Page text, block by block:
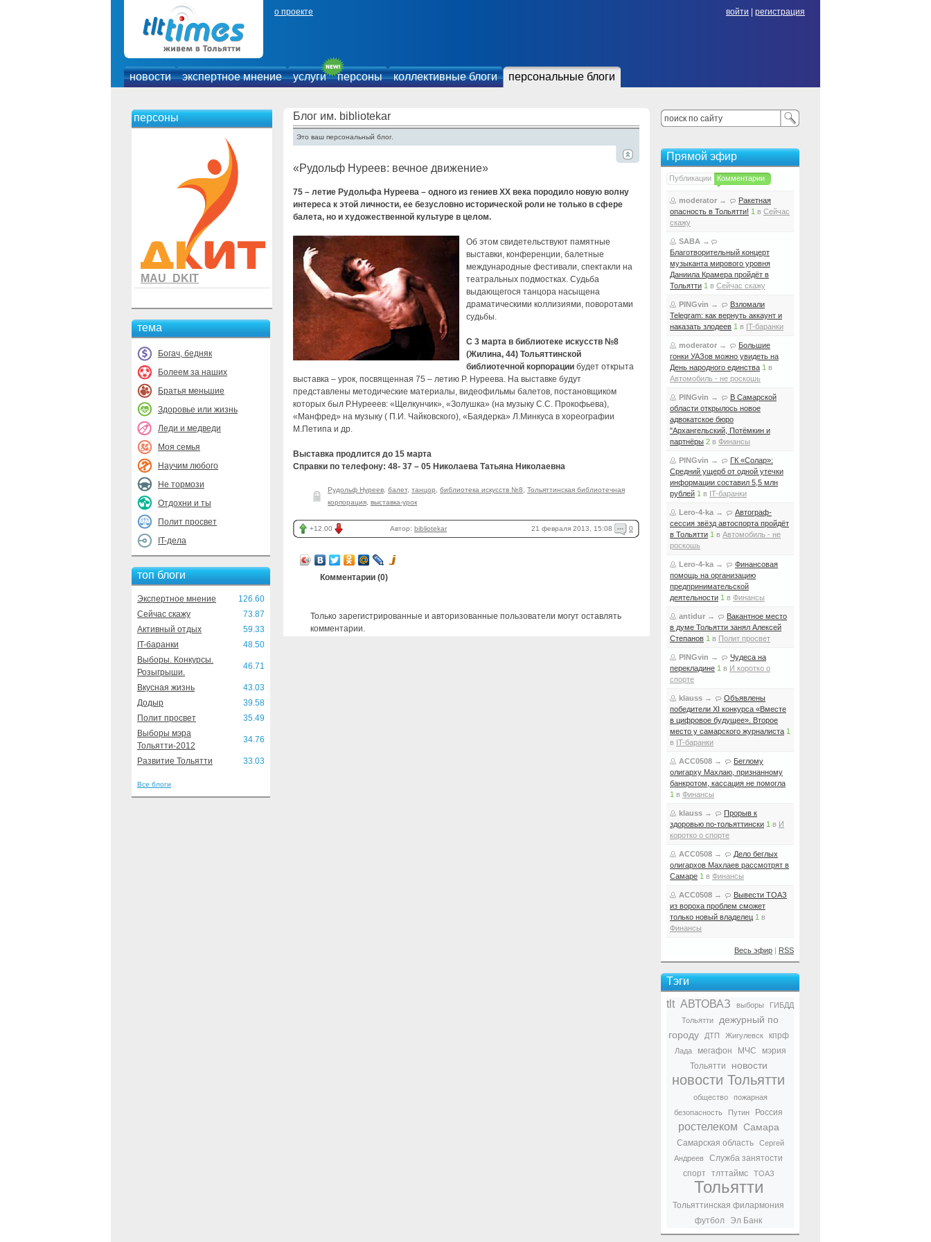
о проекте войти регистрация
новости экспертное мнение услуги персоны коллективные блоги персональные блоги
персоны
MAU_DKIT
тема
Богач, бедняк
Болеем за наших
Братья меньшие
Здоровье или жизнь
Леди и медведи
Моя семья
Научим любого
Не тормози
Отдохни и ты
Полит просвет
IT-дела
топ блоги
Экспертное мнение
126.60
Сейчас скажу
73.87
Активный отдых
59.33
IT-баранки
48.50
Выборы. Конкурсы.
Розыгрыши.
46.71
Вкусная жизнь
43.03
Додыр
39.58
Полит просвет
35.49
Выборы мэра
Тольятти-2012
34.76
Развитие Тольятти 33.03
Все блоги
Блог им. bibliotekar
Это ваш персональный блог.
«Рудольф Нуреев: вечное движение»
75 – летие Рудольфа Нуреева – одного из гениев XX века породило новую волну
интереса к этой личности, ее безусловно исторической роли не только в сфере
балета, но и художественной культуре в целом.
Об этом свидетельствуют памятные
выставки, конференции, балетные
международные фестивали, спектакли на
театральных подмостках. Судьба
выдающегося танцора насыщена
драматическими коллизиями, поворотами
судьбы.
С 3 марта в библиотеке искусств №8
(Жилина, 44) Тольяттинской
библиотечной корпорации будет открыта
выставка – урок, посвященная 75 – летию Р. Нуреева. На выставке будут
представлены методические материалы, видеофильмы балетов, постановщиком
которых был Р.Нурееев: «Щелкунчик», «Золушка» (на музыку С.С. Прокофьева),
«Манфред» на музыку ( П.И. Чайковского), «Баядерка» Л.Минкуса в хореографии
М.Петипа и др.
Выставка продлится до 15 марта
Справки по телефону: 48- 37 – 05 Николаева Татьяна Николаевна
Рудольф Нуреев балет, танцор библиотека искусств №8
Тольяттинская библиотечная
корпорация выставка-урок
+12.00 Автор: bibliotekar 21 февраля 2013, 15:08 0
Комментарии (0)
Только зарегистрированные и авторизованные пользователи могут оставлять
комментарии.
Прямой эфир
Публикации Комментарии
moderator →
Ракетная
опасность в Тольятти! 1 в Сейчас
скажу
SABA →
Благотворительный концерт
музыканта мирового уровня
Даниила Крамера пройдёт в
Тольятти 1 в Сейчас скажу
PINGvin →
Взломали
Telegram: как вернуть аккаунт и
наказать злодеев 1 в IT-баранки
moderator →
Большие
гонки УАЗов можно увидеть на
День народного единства 1 в
Автомобиль - не роскошь
PINGvin →
В Самарской
области открылось новое
адвокатское бюро
"Архангельский, Потёмкин и
партнёры 2 в Финансы
PINGvin →
ГК «Солар»:
Средний ущерб от одной утечки
информации составил 5,5 млн
рублей 1 в IT-баранки
Lero-4-ka →
Автограф-
сессия звёзд автоспорта пройдёт
в Тольятти 1 в Автомобиль - не
роскошь
Lero-4-ka →
Финансовая
помощь на организацию
предпринимательской
деятельности 1 в Финансы
antidur →
Вакантное место
в думе Тольятти занял Алексей
Степанов 1 в Полит просвет
PINGvin →
Чудеса на
перекладине 1 в И коротко о
спорте
klauss →
Объявлены
победители XI конкурса «Вместе
в цифровое будущее». Второе
место у самарского журналиста 1
в IT-баранки
ACC0508 →
Беглому
олигарху Махлаю, признанному
банкротом, кассация не помогла
1 в Финансы
klauss →
Прорыв к
здоровью по-тольяттински 1 в И
коротко о спорте
ACC0508 →
Дело беглых
олигархов Махлаев рассмотрят в
Самаре 1 в Финансы
ACC0508 →
Вывести ТОАЗ
из вороха проблем сможет
только новый владелец 1 в
Финансы
Весь эфир | RSS
Тэги
tlt АВТОВАЗ выборы
ГИБДД
Тольятти
дежурный по
городу
ДТП Жигулевск кпрф
Лада мегафон МЧС
мэрия
Тольятти
новости
новости Тольятти
общество
пожарная
безопасность
Путин Россия
ростелеком Самара
Самарская область
Сергей
Андреев
Служба занятости
спорт
тлттаймс ТОАЗ
Тольятти
Тольяттинская филармония
футбол
Эл Банк